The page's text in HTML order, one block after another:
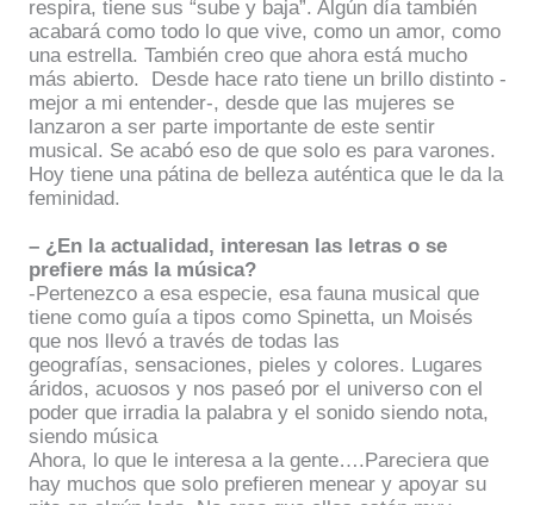
respira, tiene sus “sube y baja”. Algún día también
acabará como todo lo que vive, como un amor, como
una estrella. También creo que ahora está mucho
más abierto.
Desde hace rato tiene un brillo distinto -
mejor a mi entender-, desde que las mujeres se
lanzaron a ser parte importante de este sentir
musical. Se acabó eso de que solo es para varones.
Hoy tiene una pátina de belleza auténtica que le da la
feminidad.
– ¿En la actualidad, interesan las letras o se
prefiere más la música?
-Pertenezco a esa especie, esa fauna musical que
tiene como guía a tipos como Spinetta, un Moisés
que nos llevó a través de todas las
geografías, sensaciones, pieles y colores. Lugares
áridos, acuosos y nos paseó por el universo con el
poder que irradia la palabra y el sonido siendo nota,
siendo música
Ahora, lo que le interesa a la gente….Pareciera que
hay muchos que solo prefieren menear y apoyar su